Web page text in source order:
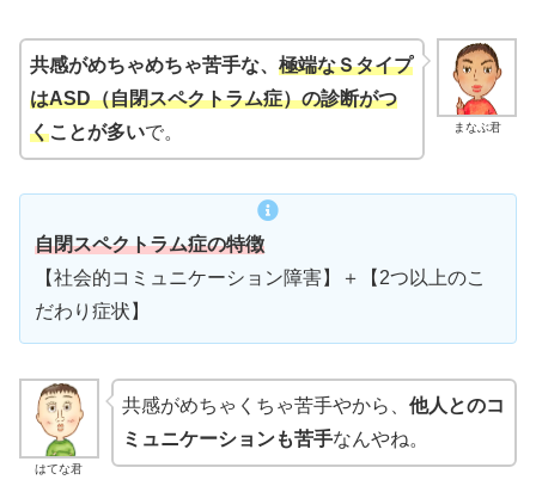
まなぶ君
共感がめちゃめちゃ苦手な、 極端なＳタイプ
はASD（自閉スペクトラム症）の診断がつ
くことが多いで。
自閉スペクトラム症の特徴
【社会的コミュニケーション障害】＋【2つ以上のこ
だわり症状】
はてな君
共感がめちゃくちゃ苦手やから、 他人とのコ
ミュニケーションも苦手なんやね。